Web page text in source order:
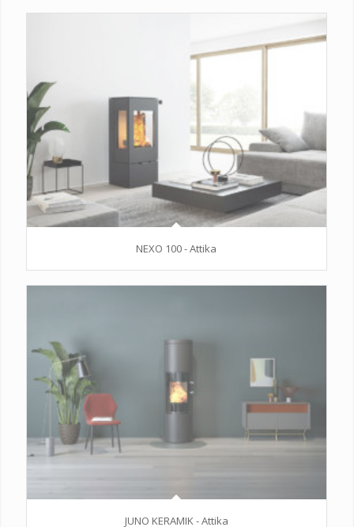
NEXO 100 - Attika
JUNO KERAMIK - Attika